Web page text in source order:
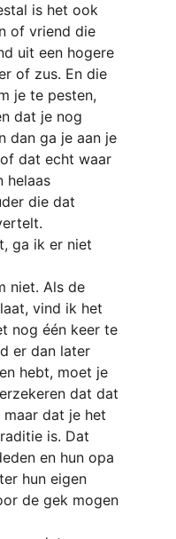
is het ook
of vriend die
uit een hogere
of zus. En die
je te pesten,
dat je nog
dan ga je aan je
dat echt waar
helaas
die dat
ga ik er niet
niet. Als de
vind ik het
nog één keer te
er dan later
hebt, moet je
dat dat
dat je het
is. Dat
en hun opa
hun eigen
de gek mogen